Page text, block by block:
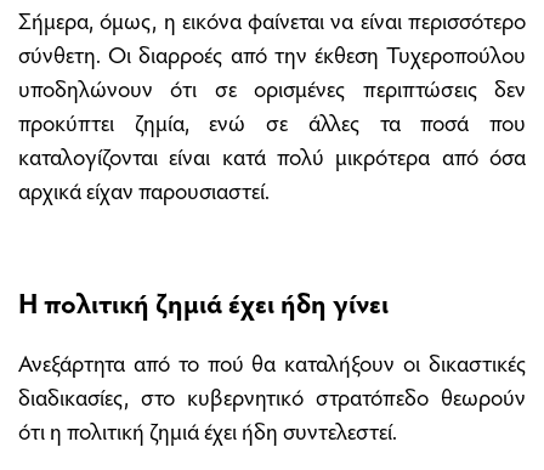
Σήμερα, όμως, η εικόνα φαίνεται να είναι περισσότερο
σύνθετη. Οι διαρροές από την έκθεση Τυχεροπούλου
υποδηλώνουν ότι σε ορισμένες περιπτώσεις δεν
προκύπτει ζημία, ενώ σε άλλες τα ποσά που
καταλογίζονται είναι κατά πολύ μικρότερα από όσα
αρχικά είχαν παρουσιαστεί.
Η πολιτική ζημιά έχει ήδη γίνει
Ανεξάρτητα από το πού θα καταλήξουν οι δικαστικές
διαδικασίες, στο κυβερνητικό στρατόπεδο θεωρούν
ότι η πολιτική ζημιά έχει ήδη συντελεστεί.